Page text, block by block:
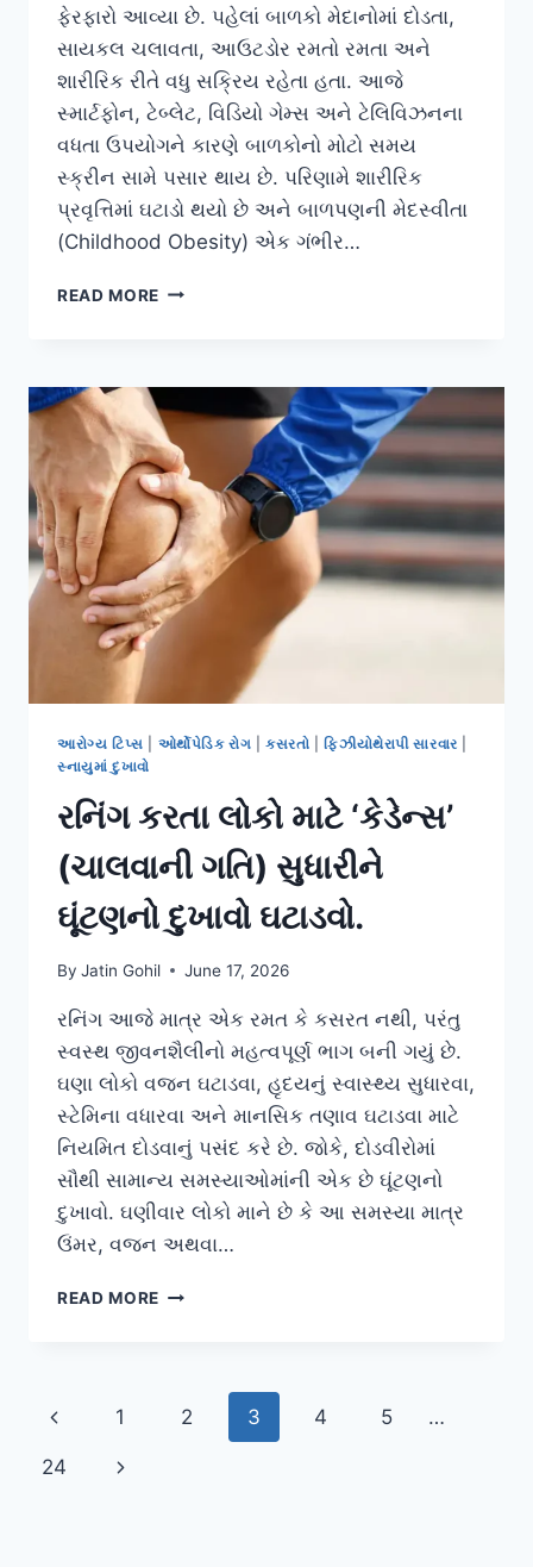
ફેરફારો આવ્યા છે. પહેલાં બાળકો મેદાનોમાં દોડતા,
સાયકલ ચલાવતા, આઉટડોર રમતો રમતા અને
શારીરિક રીતે વધુ સક્રિય રહેતા હતા. આજે
સ્માર્ટફોન, ટેબ્લેટ, વિડિયો ગેમ્સ અને ટેલિવિઝનના
વધતા ઉપયોગને કારણે બાળકોનો મોટો સમય
સ્ક્રીન સામે પસાર થાય છે. પરિણામે શારીરિક
પ્રવૃત્તિમાં ઘટાડો થયો છે અને બાળપણની મેદસ્વીતા
(Childhood Obesity) એક ગંભીર…
READ MORE બાળકોમાં
(CHILDHOOD
OBESITY)
ઘટાડવા
માટે
ગેમિફાઇડ
એક્સરસાઇઝ.
આરોગ્ય ટિપ્સ ઓર્થોપેડિક રોગ |કસરતો |ફિઝીયોથેરાપી સારવાર
સ્નાયુમાં દુખાવો
રનિંગ કરતા લોકો માટે ‘કેડેન્સ’
(ચાલવાની ગતિ) સુધારીને
ઘૂંટણનો દુખાવો ઘટાડવો.
By Jatin Gohil June 17, 2026
રનિંગ આજે માત્ર એક રમત કે કસરત નથી, પરંતુ
સ્વસ્થ જીવનશૈલીનો મહત્વપૂર્ણ ભાગ બની ગયું છે.
ઘણા લોકો વજન ઘટાડવા, હૃદયનું સ્વાસ્થ્ય સુધારવા,
સ્ટેમિના વધારવા અને માનસિક તણાવ ઘટાડવા માટે
નિયમિત દોડવાનું પસંદ કરે છે. જોકે, દોડવીરોમાં
સૌથી સામાન્ય સમસ્યાઓમાંની એક છે ઘૂંટણનો
દુખાવો. ઘણીવાર લોકો માને છે કે આ સમસ્યા માત્ર
ઉંમર, વજન અથવા…
READ MORE રનિંગ
(ચાલવાની
Page
navigation
Previous
Page
1 2 3 4 5 …
24
Next